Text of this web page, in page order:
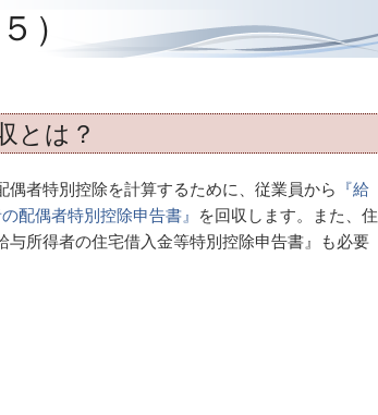
）
とは？
者特別控除を計算するために、従業員から
『給
配偶者特別控除申告書』
を回収します。また、住
所得者の住宅借入金等特別控除申告書』も必要